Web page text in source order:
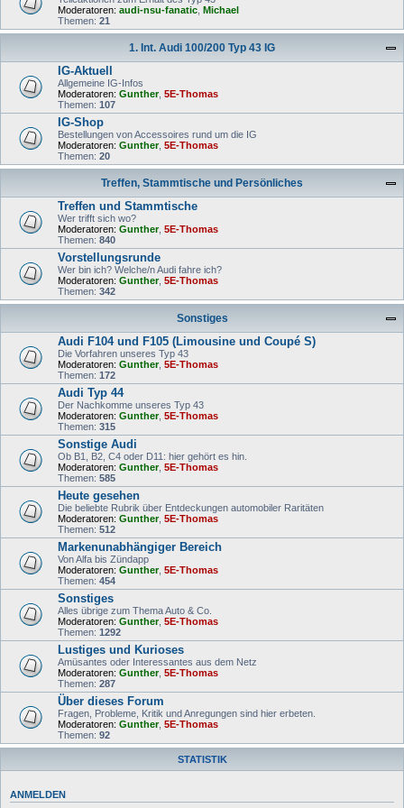
Moderatoren: audi-nsu-fanatic Michael
Themen: 21
1. Int. Audi 100/200 Typ 43 IG
IG-Aktuell
Allgemeine IG-Infos
Moderatoren: Gunther, 5E-Thomas
Themen: 107
IG-Shop
Bestellungen von Accessoires rund um die IG
Moderatoren: Gunther, 5E-Thomas
Themen: 20
Treffen, Stammtische und Persönliches
Treffen und Stammtische
Wer trifft sich wo?
Moderatoren: Gunther, 5E-Thomas
Themen: 840
Vorstellungsrunde
Wer bin ich? Welche/n Audi fahre ich?
Moderatoren: Gunther, 5E-Thomas
Themen: 342
Sonstiges
Audi F104 und F105 (Limousine und Coupé S)
Die Vorfahren unseres Typ 43
Moderatoren: Gunther, 5E-Thomas
Themen: 172
Audi Typ 44
Der Nachkomme unseres Typ 43
Moderatoren: Gunther, 5E-Thomas
Themen: 315
Sonstige Audi
Ob B1, B2, C4 oder D11: hier gehört es hin.
Moderatoren: Gunther, 5E-Thomas
Themen: 585
Heute gesehen
Die beliebte Rubrik über Entdeckungen automobiler Raritäten
Moderatoren: Gunther, 5E-Thomas
Themen: 512
Markenunabhängiger Bereich
Von Alfa bis Zündapp
Moderatoren: Gunther, 5E-Thomas
Themen: 454
Sonstiges
Alles übrige zum Thema Auto & Co.
Moderatoren: Gunther, 5E-Thomas
Themen: 1292
Lustiges und Kurioses
Amüsantes oder Interessantes aus dem Netz
Moderatoren: Gunther, 5E-Thomas
Themen: 287
Über dieses Forum
Fragen, Probleme, Kritik und Anregungen sind hier erbeten.
Moderatoren: Gunther, 5E-Thomas
Themen: 92
STATISTIK
ANMELDEN